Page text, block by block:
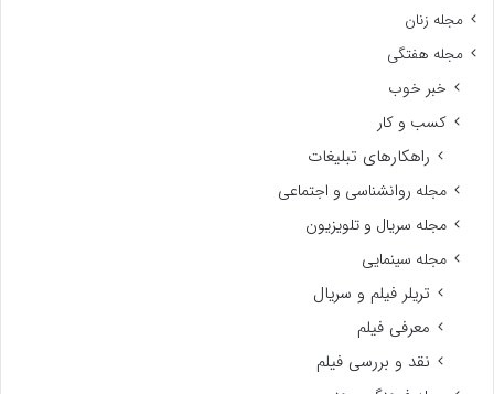
مجله زنان
مجله هفتگی
خبر خوب
کسب و کار
راهکارهای تبلیغات
مجله روانشناسی و اجتماعی
مجله سریال و تلویزیون
مجله سینمایی
تریلر فیلم و سریال
معرفی فیلم
نقد و بررسی فیلم